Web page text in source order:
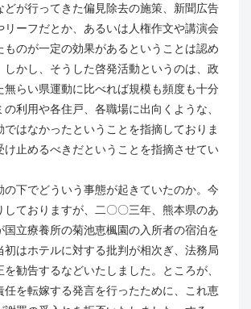
どが行ってきた偏見除去の施策、新聞広告
リーフだとか、あるいは人権作文や講演会
ものが一定の効果があるということは認め
しかし、そうした啓発活動というのは、政
無らい県運動に比べれば規模も頻度も十分
利用や各住戸、各職場に出向くような、
ではなかったということを指摘しておりま
け止めるべきだということを指摘させてい
の下でどういう事態が起きていたのか。今
しておりますが、二〇〇三年、熊本県のあ
国立療養所の菊池恵楓園の入所者の宿泊を
初はホテルに対する批判が相次ぎ、法務局
勧告するなどいたしました。ところが、
任を転嫁する発言を行ったために、これ恵